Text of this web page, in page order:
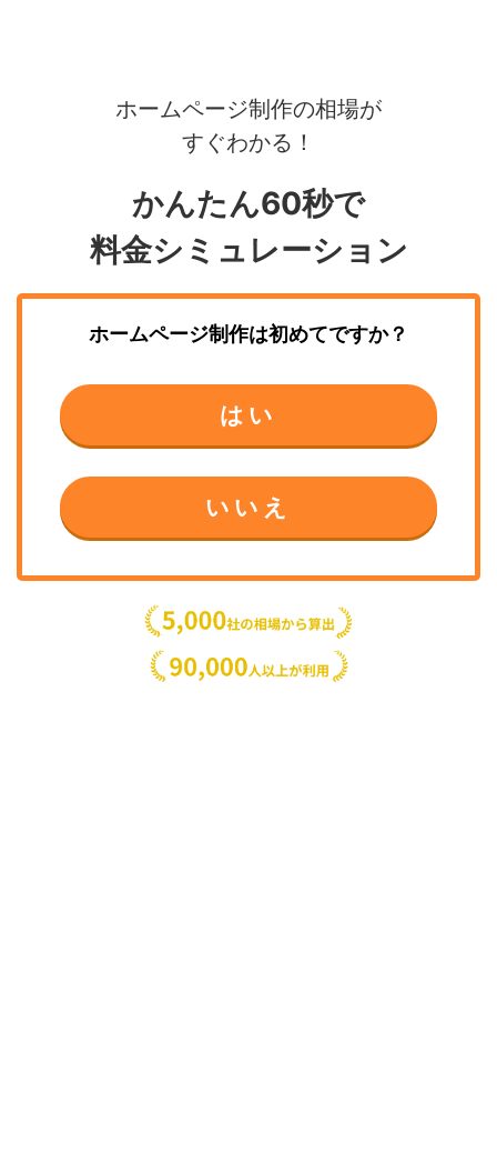
ホームページ制作の相場が
すぐわかる！
かんたん60秒で
料金シミュレーション
ホームページ制作は初めてですか？
はい
いいえ